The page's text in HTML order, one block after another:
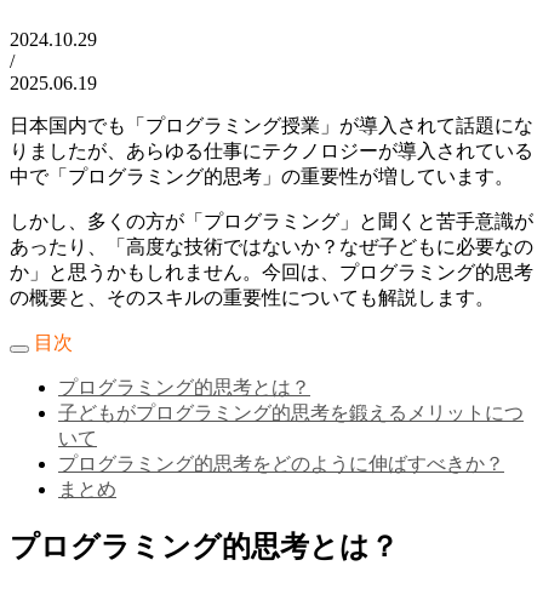
2024.10.29
/
2025.06.19
日本国内でも「プログラミング授業」が導入されて話題にな
りましたが、あらゆる仕事にテクノロジーが導入されている
中で「プログラミング的思考」の重要性が増しています。
しかし、多くの方が「プログラミング」と聞くと苦手意識が
あったり、「高度な技術ではないか？なぜ子どもに必要なの
か」と思うかもしれません。今回は、プログラミング的思考
の概要と、そのスキルの重要性についても解説します。
目次
プログラミング的思考とは？
子どもがプログラミング的思考を鍛えるメリットにつ
いて
プログラミング的思考をどのように伸ばすべきか？
まとめ
プログラミング的思考とは？